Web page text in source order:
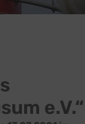
e.V.“